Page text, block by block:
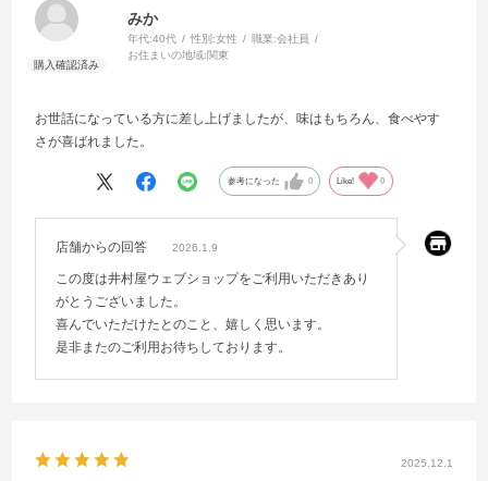
みか
年代:40代 性別:女性 職業:会社員
お住まいの地域:関東
お世話になっている方に差し上げましたが、味はもちろん、食べやす
さが喜ばれました。
参考になった 0 Like! 0
店舗からの回答 2026.1.9
この度は井村屋ウェブショップをご利用いただきあり
がとうございました。
喜んでいただけたとのこと、嬉しく思います。
是非またのご利用お待ちしております。
2025.12.1